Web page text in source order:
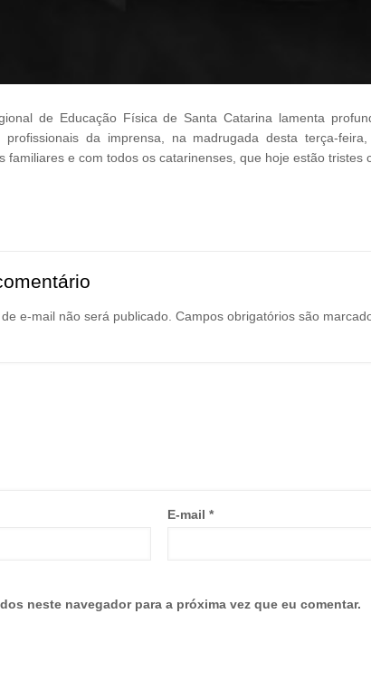
de Educação Física de Santa Catarina lamenta
profissionais da imprensa, na madrugada desta terça-
familiares e com todos os catarinenses, que hoje estão tristes
e-mail não será publicado. Campos obrigatórios são
E-mail *
neste navegador para a próxima vez que eu comentar.